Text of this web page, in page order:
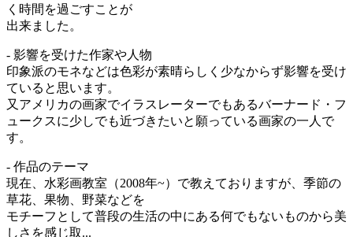
く時間を過ごすことが
出来ました。
- 影響を受けた作家や人物
印象派のモネなどは色彩が素晴らしく少なからず影響を受け
ていると思います。
又アメリカの画家でイラスレーターでもあるバーナード・フ
ュークスに少しでも近づきたいと願っている画家の一人で
す。
- 作品のテーマ
現在、水彩画教室（2008年~）で教えておりますが、季節の
草花、果物、野菜などを
モチーフとして普段の生活の中にある何でもないものから美
しさを感じ取...